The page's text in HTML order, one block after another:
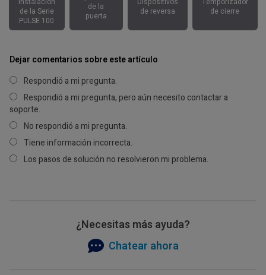
de la Serie
PULSE 100
de la
puerta
de reversa
de cierre
Dejar comentarios sobre este artículo
Respondió a mi pregunta.
Respondió a mi pregunta, pero aún necesito contactar a
soporte.
No respondió a mi pregunta.
Tiene información incorrecta.
Los pasos de solución no resolvieron mi problema.
¿Necesitas más ayuda?
Chatear ahora